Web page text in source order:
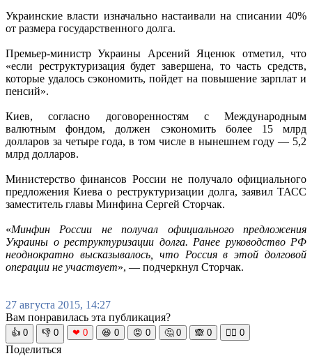
Украинские власти изначально настаивали на списании 40%
от размера государственного долга.
Премьер-министр Украины Арсений Яценюк отметил, что
«если реструктуризация будет завершена, то часть средств,
которые удалось сэкономить, пойдет на повышение зарплат и
пенсий».
Киев, согласно договоренностям с Международным
валютным фондом, должен сэкономить более 15 млрд
долларов за четыре года, в том числе в нынешнем году — 5,2
млрд долларов.
Министерство финансов России не получало официального
предложения Киева о реструктуризации долга, заявил ТАСС
заместитель главы Минфина Сергей Сторчак.
«Минфин России не получал официального предложения
Украины о реструктуризации долга. Ранее руководство РФ
неоднократно высказывалось, что Россия в этой долговой
операции не участвует», — подчеркнул Сторчак.
27 августа 2015, 14:27
Вам понравилась эта публикация?
👍 0 👎 0 ❤ 0 😆 0 😡 0 🤔 0 🙈 0 🧘‍♀️ 0
Поделиться